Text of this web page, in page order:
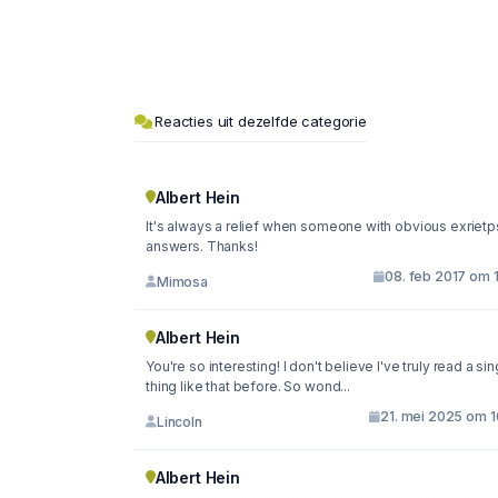
Reacties uit dezelfde categorie
Albert Hein
It's always a relief when someone with obvious
answers. Thanks!
Mimosa 08. feb 2017 om
Albert Hein
You're so interesting! I don't believe I've truly read a
thing like that before. So wond...
Lincoln 21. mei 2025 om
Albert Hein